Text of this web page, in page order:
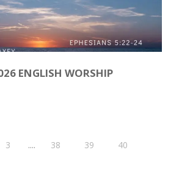
ENGLISH WORSHIP
3 .... 38 39 40